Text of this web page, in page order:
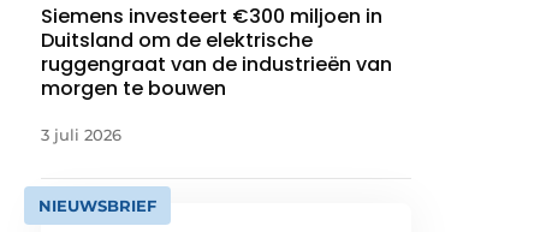
Siemens investeert €300 miljoen in
Duitsland om de elektrische
ruggengraat van de industrieën van
morgen te bouwen
3 juli 2026
NIEUWSBRIEF